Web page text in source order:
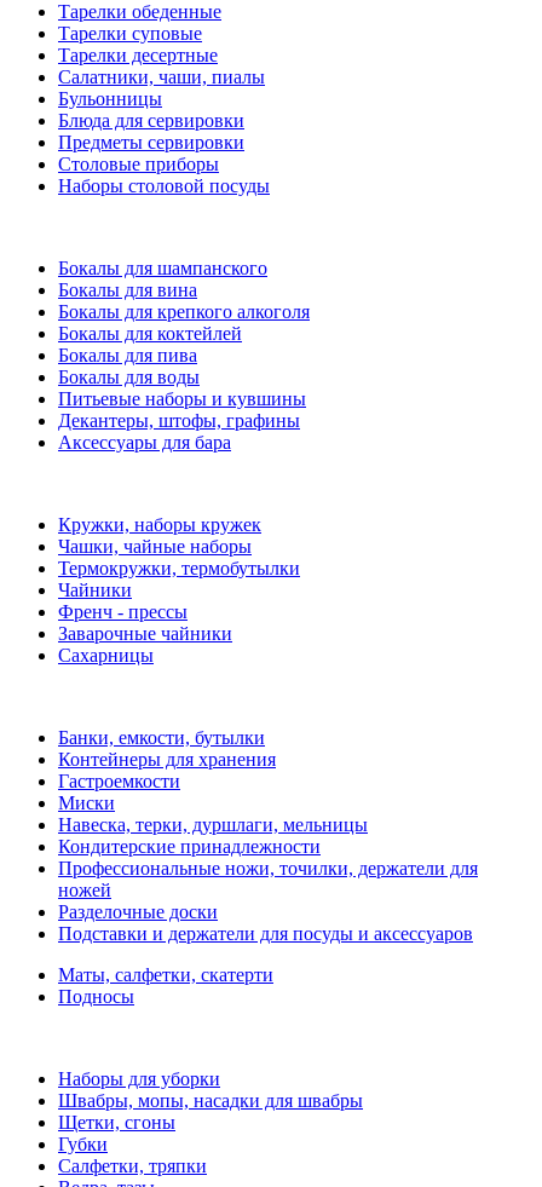
Тарелки обеденные
Тарелки суповые
Тарелки десертные
Салатники, чаши, пиалы
Бульонницы
Блюда для сервировки
Предметы сервировки
Столовые приборы
Наборы столовой посуды
Бокалы для шампанского
Бокалы для вина
Бокалы для крепкого алкоголя
Бокалы для коктейлей
Бокалы для пива
Бокалы для воды
Питьевые наборы и кувшины
Декантеры, штофы, графины
Аксессуары для бара
Кружки, наборы кружек
Чашки, чайные наборы
Термокружки, термобутылки
Чайники
Френч - прессы
Заварочные чайники
Сахарницы
Банки, емкости, бутылки
Контейнеры для хранения
Гастроемкости
Миски
Навеска, терки, дуршлаги, мельницы
Кондитерские принадлежности
Профессиональные ножи, точилки, держатели для
ножей
Разделочные доски
Подставки и держатели для посуды и аксессуаров
Маты, салфетки, скатерти
Подносы
Наборы для уборки
Швабры, мопы, насадки для швабры
Щетки, сгоны
Губки
Салфетки, тряпки